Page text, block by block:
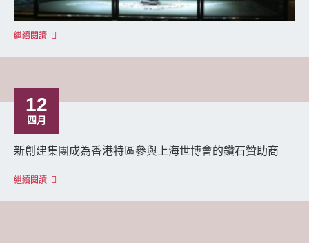
繼續閱讀
12
四月
新創建集團成為香港特區參與上海世博會的鑽石贊助商
繼續閱讀